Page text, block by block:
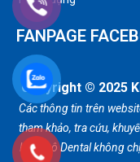
FANPAGE
Copyright © 2025
Các thông tin trên
tham khảo, tra cứu,
Kinh Đô Dental không